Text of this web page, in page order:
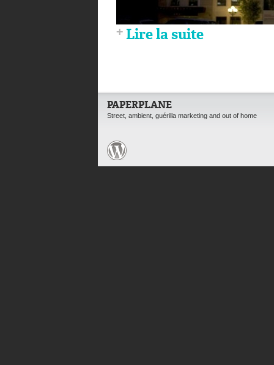
Lire la suite
PAPERPLANE
Street, ambient, guérilla marketing and out of home